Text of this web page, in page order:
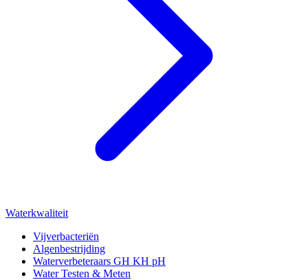
Waterkwaliteit
Vijverbacteriën
Algenbestrijding
Waterverbeteraars GH KH pH
Water Testen & Meten